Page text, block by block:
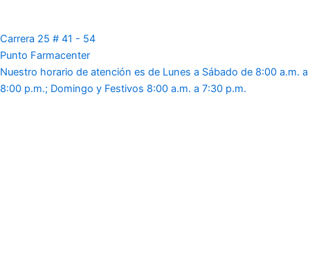
Carrera 25 # 41 - 54
Punto Farmacenter
Nuestro horario de atención es de Lunes a Sábado de 8:00 a.m. a
8:00 p.m.; Domingo y Festivos 8:00 a.m. a 7:30 p.m.